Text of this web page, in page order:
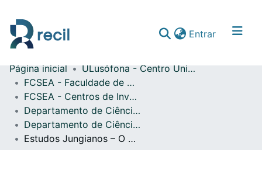
Entrar(current)
Comunidades & Coleções
Percorrer repositório
Estatísticas
Página inicial
ULusófona - Centro Universitário de Lisboa
FCSEA - Faculdade de Ciências Sociais, Educação e Administração
FCSEA - Centros de Investigação
Departamento de Ciência das Religiões
Departamento de Ciência das Religiões - Atas de Conferências Nacionais
Estudos Jungianos – O Homem Moderno em Busca da Alma